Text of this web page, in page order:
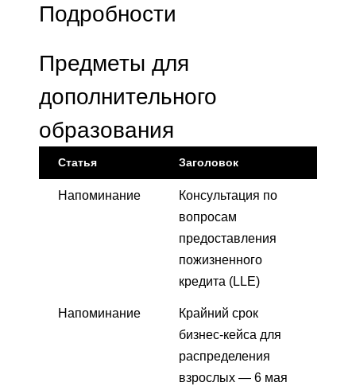
Подробности
Предметы для
дополнительного
образования
Статья Заголовок
Напоминание
Консультация по
вопросам
предоставления
пожизненного
кредита (LLE)
Напоминание
Крайний срок
бизнес-кейса для
распределения
взрослых — 6 мая